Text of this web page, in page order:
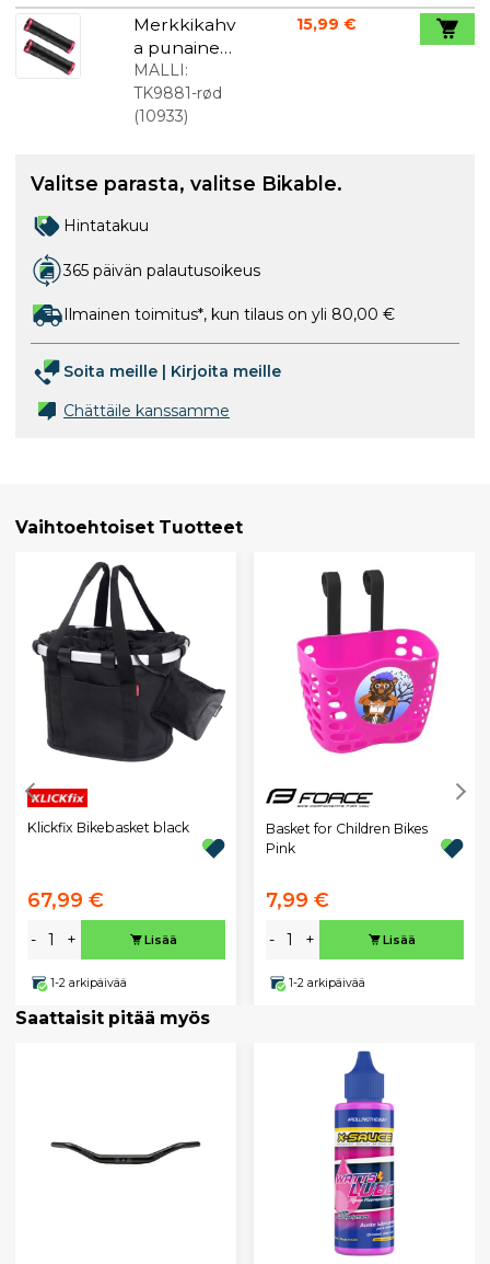
Merkkikahv
a punainen
geeli
MALLI:
TK9881-rød
(10933)
15,99 €
Valitse parasta, valitse Bikable.
Hintatakuu
365 päivän palautusoikeus
Ilmainen toimitus*, kun tilaus on yli 80,00 €
Soita meille | Kirjoita meille
Chättäile kanssamme
Vaihtoehtoiset Tuotteet
Klickfix Bikebasket black
67,99 €
- + Lisää
1-2 arkipäivää
Basket for Children Bikes
Pink
7,99 €
- + Lisää
1-2 arkipäivää
Saattaisit pitää myös